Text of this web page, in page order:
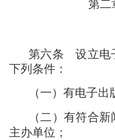
第二
第六条 设立电
下列条件 ：
（一） 有电子出
（二 ） 有符合新
主办单位 ；